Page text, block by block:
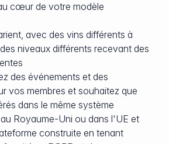
cœur de votre modèle
avec des vins différents à
niveaux différents recevant des
des événements et des
vos membres et souhaitez que
dans le même système
Royaume-Uni ou dans l'UE et
construite en tenant